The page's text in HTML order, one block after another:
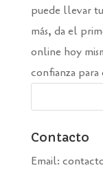
puede llevar
más, da el
online hoy
confianza para
Contacto
Email: